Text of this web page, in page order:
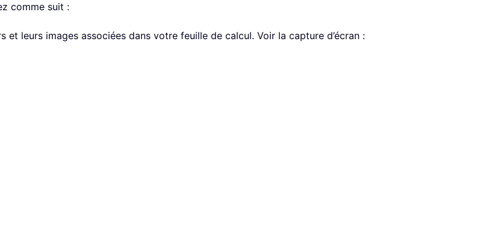
comme suit :
leurs images associées dans votre feuille de calcul. Voir la capture d’écran :